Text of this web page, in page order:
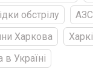
обстрілу
АЗС
Харкова
в Україні